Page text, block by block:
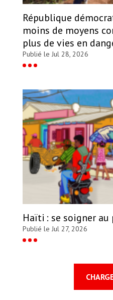
République
moins de moyens
plus de vies en
Publié le Jul 28, 2026
Haïti : se soigner au
Publié le Jul 27, 2026